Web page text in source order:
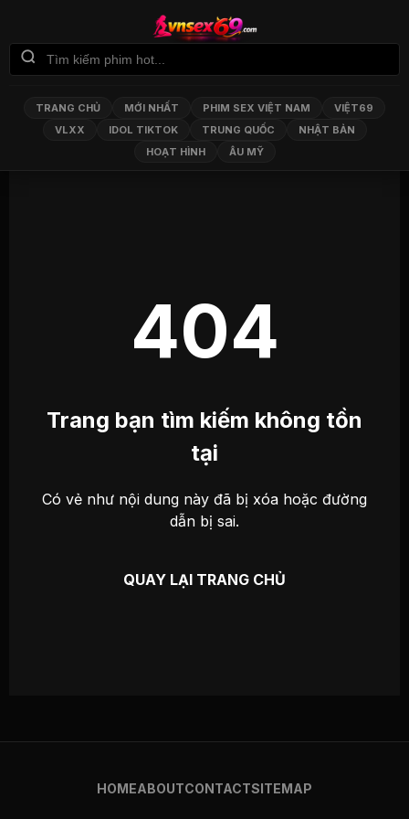
TRANG CHỦ MỚI NHẤT PHIM SEX VIỆT NAM
VIỆT69
VLXX
IDOL TIKTOK TRUNG QUỐC
NHẬT BẢN
HOẠT HÌNH
ÂU MỸ
404
Trang bạn tìm kiếm không tồn
tại
Có vẻ như nội dung này đã bị xóa hoặc đường
dẫn bị sai.
QUAY LẠI TRANG CHỦ
HOMEABOUTCONTACTSITEMAP